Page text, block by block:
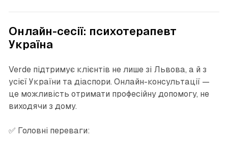
Онлайн-сесії: психотерапевт
Україна
Verde підтримує клієнтів не лише зі Львова, а й з
усієї України та діаспори. Онлайн-консультації —
це можливість отримати професійну допомогу, не
виходячи з дому.
✅ Головні переваги: